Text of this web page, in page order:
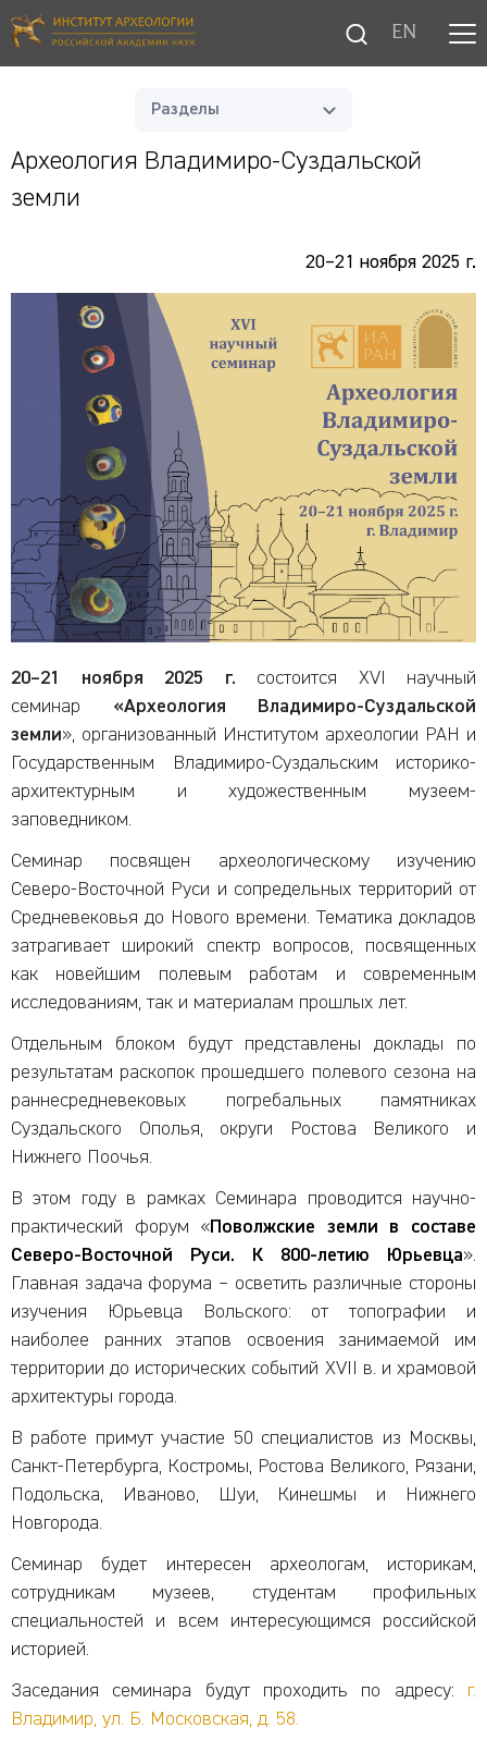
EN
Разделы
Археология Владимиро-Суздальской
земли
20–21 ноября 2025 г.
20–21 ноября 2025 г. состоится XVI
научный
семинар «Археология Владимиро-Суздальской
земли», организованный Институтом археологии РАН и
Государственным Владимиро-Суздальским историко-
архитектурным и художественным музеем-
заповедником.
Семинар посвящен археологическому изучению
Северо-Восточной Руси и сопредельных территорий от
Средневековья до Нового времени. Тематика докладов
затрагивает широкий спектр вопросов, посвященных
как новейшим полевым работам и современным
исследованиям, так и материалам прошлых лет.
Отдельным блоком будут представлены доклады по
результатам раскопок прошедшего полевого сезона на
раннесредневековых погребальных памятниках
Суздальского Ополья, округи Ростова Великого и
Нижнего Поочья.
В этом году в рамках Семинара проводится научно-
практический форум «Поволжские земли в составе
Северо-Восточной Руси. К 800-летию Юрьевца».
Главная задача форума – осветить различные стороны
изучения Юрьевца Вольского: от топографии и
наиболее ранних этапов освоения занимаемой им
территории до исторических событий XVII
в. и храмовой
архитектуры города.
В работе примут участие 50 специалистов из Москвы,
Санкт-Петербурга, Костромы, Ростова Великого, Рязани,
Подольска, Иваново, Шуи, Кинешмы и Нижнего
Новгорода.
Семинар будет интересен археологам, историкам,
сотрудникам музеев, студентам профильных
специальностей и всем интересующимся российской
историей.
Заседания семинара будут проходить по адресу: г.
Владимир, ул. Б. Московская, д. 58.